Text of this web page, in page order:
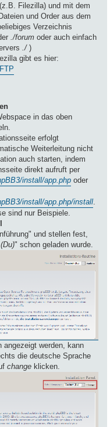
Filezilla) und mit dem
und Order aus dem
Verzeichnis
./forum oder auch einfach
./)
gibt es hier:
in das oben
erfolgt
Weiterleitung nicht
auch starten, indem
direkt aufruft per
install/app.php oder
install/app.php/install.
sind nur Beispiele.
und stellen fest,
" schon geladen wurde.
werden, kann
die deutsche Sprache
change klicken.